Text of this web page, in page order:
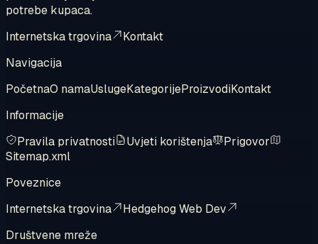
potrebe kupaca.
Internetska trgovina
Kontakt
Navigacija
PočetnaO namaUslugeKategorijeProizvodiKontakt
Informacije
Pravila privatnosti
Uvjeti korištenja
Prigovor
Sitemap.xml
Poveznice
Internetska trgovina
Hedgehog Web Dev
Društvene mreže